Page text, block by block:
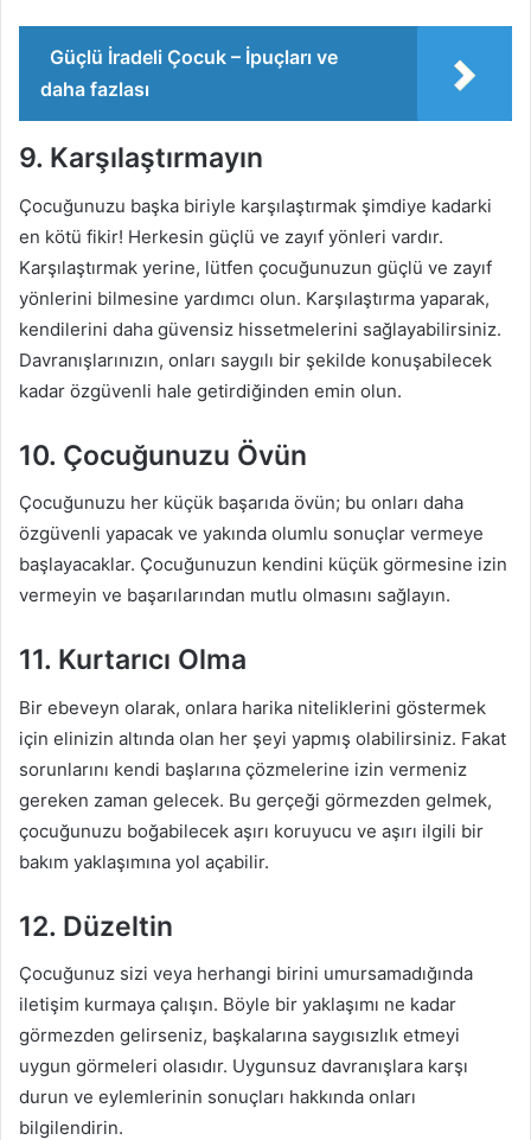
Güçlü İradeli Çocuk – İpuçları ve
daha fazlası
9. Karşılaştırmayın
Çocuğunuzu başka biriyle karşılaştırmak şimdiye kadarki
en kötü fikir! Herkesin güçlü ve zayıf yönleri vardır.
Karşılaştırmak yerine, lütfen çocuğunuzun güçlü ve zayıf
yönlerini bilmesine yardımcı olun. Karşılaştırma yaparak,
kendilerini daha güvensiz hissetmelerini sağlayabilirsiniz.
Davranışlarınızın, onları saygılı bir şekilde konuşabilecek
kadar özgüvenli hale getirdiğinden emin olun.
10. Çocuğunuzu Övün
Çocuğunuzu her küçük başarıda övün; bu onları daha
özgüvenli yapacak ve yakında olumlu sonuçlar vermeye
başlayacaklar. Çocuğunuzun kendini küçük görmesine izin
vermeyin ve başarılarından mutlu olmasını sağlayın.
11. Kurtarıcı Olma
Bir ebeveyn olarak, onlara harika niteliklerini göstermek
için elinizin altında olan her şeyi yapmış olabilirsiniz. Fakat
sorunlarını kendi başlarına çözmelerine izin vermeniz
gereken zaman gelecek. Bu gerçeği görmezden gelmek,
çocuğunuzu boğabilecek aşırı koruyucu ve aşırı ilgili bir
bakım yaklaşımına yol açabilir.
12. Düzeltin
Çocuğunuz sizi veya herhangi birini umursamadığında
iletişim kurmaya çalışın. Böyle bir yaklaşımı ne kadar
görmezden gelirseniz, başkalarına saygısızlık etmeyi
uygun görmeleri olasıdır. Uygunsuz davranışlara karşı
durun ve eylemlerinin sonuçları hakkında onları
bilgilendirin.